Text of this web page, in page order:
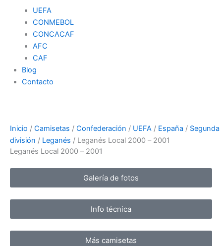
UEFA
CONMEBOL
CONCACAF
AFC
CAF
Blog
Contacto
Inicio / Camisetas / Confederación / UEFA / España / Segunda
división / Leganés / Leganés Local 2000 – 2001
Leganés Local 2000 – 2001
Galería de fotos
Info técnica
Más camisetas